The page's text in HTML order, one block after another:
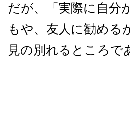
だが、「実際に自分
もや、友人に勧める
見の別れるところで